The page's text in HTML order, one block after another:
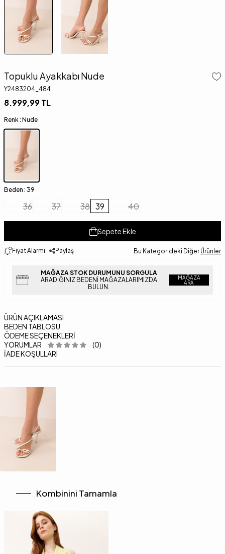
Topuklu Ayakkabı Nude
Y2483204_484
8.999,99TL
Renk : Nude
Beden : 39
36 37 38 39 40
Sepete Ekle
Fiyat Alarmı Paylaş Bu Kategorideki Diğer Ürünler
MAĞAZA STOK DURUMUNU SORGULA
ARADIĞINIZ BEDENI MAĞAZALARIMIZDA
BULUN.
MAĞAZA
ARA
ÜRÜN AÇIKLAMASI
BEDEN TABLOSU
ÖDEME SEÇENEKLERI
YORUMLAR
(0)
İADE KOŞULLARI
Kombinini Tamamla